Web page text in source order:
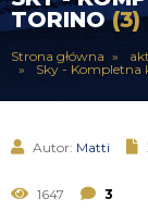
DRUŻYNA
SERIE A
PUCHARY
DLA TIFOSICH
SERWIS
TORINO(3)
Strona główna
Sky - Kompletna
Autor: Matti
1647 3